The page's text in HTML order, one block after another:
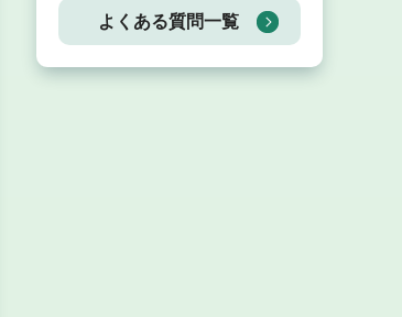
よくある質問一覧